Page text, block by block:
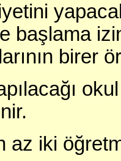
başlama
birer
az iki